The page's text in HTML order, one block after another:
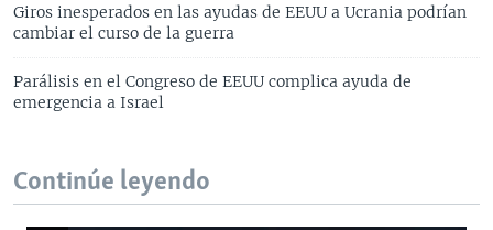
Giros inesperados en las ayudas de EEUU a Ucrania podrían
cambiar el curso de la guerra
Parálisis en el Congreso de EEUU complica ayuda de
emergencia a Israel
Continúe leyendo